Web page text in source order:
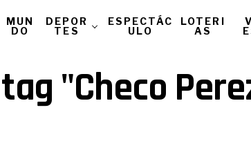
MUN
DO
DEPOR
TES
ESPECTÁC
ULO
LOTERI
AS
"Checo